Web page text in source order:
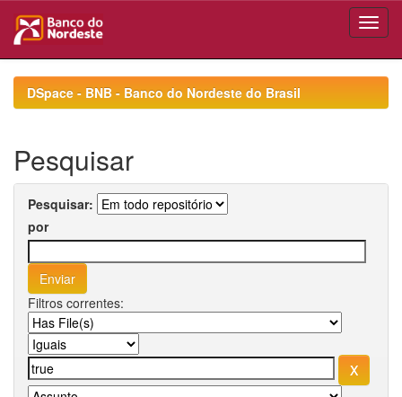
navigationDSpace - BNB - Banco do Nordeste do Brasil
Pesquisar
Pesquisar:
por
Filtros correntes: